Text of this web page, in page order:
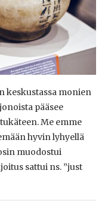
keskustassa monien
pääsee
Me emme
hyvin lyhyellä
muodostui
sattui ns. ”just